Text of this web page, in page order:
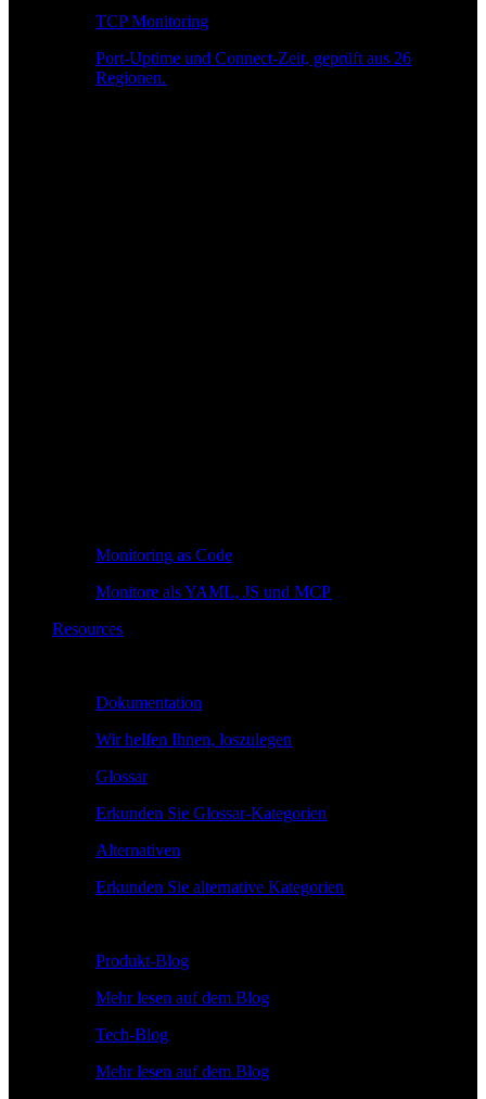
TCP Monitoring
Port-Uptime und Connect-Zeit, geprüft aus 26
Regionen.
Monitoring as Code
Monitore als YAML, JS und MCP
Resources
Dokumentation
Wir helfen Ihnen, loszulegen
Glossar
Erkunden Sie Glossar-Kategorien
Alternativen
Erkunden Sie alternative Kategorien
Produkt-Blog
Mehr lesen auf dem Blog
Tech-Blog
Mehr lesen auf dem Blog